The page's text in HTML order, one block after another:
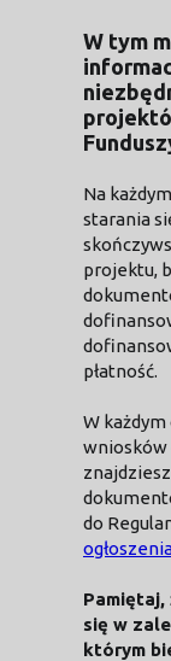
W tym
Na
starania
projektu,
płatność.
W
do
Pamiętaj,
się w
którym